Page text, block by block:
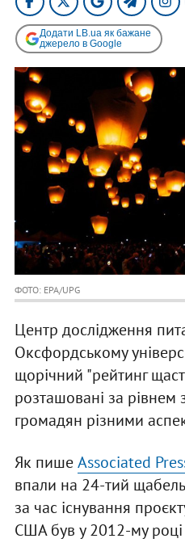
Додати LB.ua як бажане
джерело в Google
ФОТО: EPA/UPG
Центр дослідження
Оксфордському
щорічний "рейтинг
розташовані за рівнем
громадян різними
Як пишеAssociated
впали на 24-тий
за час існування
США був у 2012-му році